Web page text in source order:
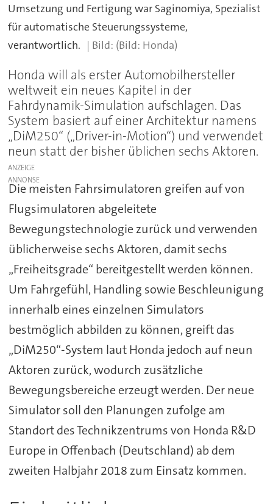
Umsetzung und Fertigung war Saginomiya, Spezialist
für automatische Steuerungssysteme,
verantwortlich.
(Bild: Honda)
Honda will als erster Automobilhersteller
weltweit ein neues Kapitel in der
Fahrdynamik-Simulation aufschlagen. Das
System basiert auf einer Architektur namens
„DiM250“ („Driver-in-Motion“) und verwendet
neun statt der bisher üblichen sechs Aktoren.
ANZEIGE
Die meisten Fahrsimulatoren greifen auf von
Flugsimulatoren abgeleitete
Bewegungstechnologie zurück und verwenden
üblicherweise sechs Aktoren, damit sechs
„Freiheitsgrade“ bereitgestellt werden können.
Um Fahrgefühl, Handling sowie Beschleunigung
innerhalb eines einzelnen Simulators
bestmöglich abbilden zu können, greift das
„DiM250“-System laut Honda jedoch auf neun
Aktoren zurück, wodurch zusätzliche
Bewegungsbereiche erzeugt werden. Der neue
Simulator soll den Planungen zufolge am
Standort des Technikzentrums von Honda R&D
Europe in Offenbach (Deutschland) ab dem
zweiten Halbjahr 2018 zum Einsatz kommen.